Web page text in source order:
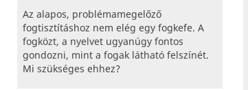
Az alapos, problémamegelőző
fogtisztításhoz nem elég egy fogkefe. A
fogközt, a nyelvet ugyanúgy fontos
gondozni, mint a fogak látható felszínét.
Mi szükséges ehhez?